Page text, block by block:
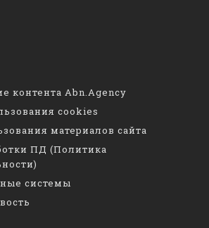
контента Abn.Agency
cookies
материалов сайта
ПД (Политика
системы